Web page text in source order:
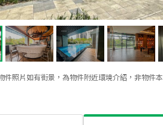
件照片如有街景，為物件附近環境介紹，非物件本